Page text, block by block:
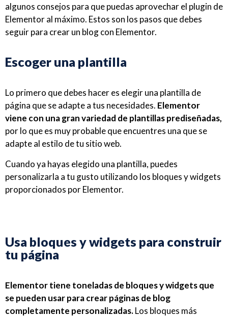
algunos consejos para que puedas aprovechar el plugin de
Elementor al máximo. Estos son los pasos que debes
seguir para crear un blog con Elementor.
Escoger una plantilla
Lo primero que debes hacer es elegir una plantilla de
página que se adapte a tus necesidades. Elementor
viene con una gran variedad de plantillas prediseñadas,
por lo que es muy probable que encuentres una que se
adapte al estilo de tu sitio web.
Cuando ya hayas elegido una plantilla, puedes
personalizarla a tu gusto utilizando los bloques y widgets
proporcionados por Elementor.
Usa bloques y widgets para construir
tu página
Elementor tiene toneladas de bloques y widgets que
se pueden usar para crear páginas de blog
completamente personalizadas.Los bloques más